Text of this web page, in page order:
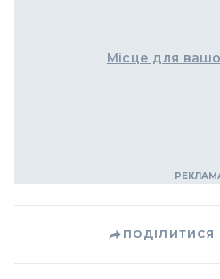
Місце для